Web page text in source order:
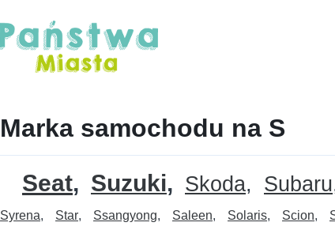
Marka samochodu na S
Seat Suzuki Skoda Subaru
Syrena Star Ssangyong Saleen Solaris Scion